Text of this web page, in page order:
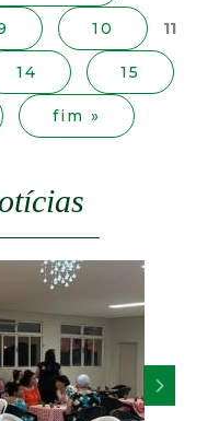
10 11
14 15
fim »